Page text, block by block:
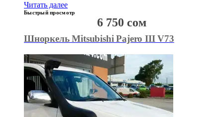
Читать далее
Быстрый просмотр
Шноркель Mitsubishi Pajero III V73
6 750 сом